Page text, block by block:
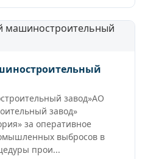
завод»АО
завод»
за оперативное
выбросов в
прои...